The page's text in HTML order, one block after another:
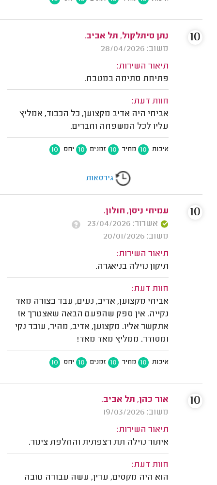
נתן סיתלקול, תל אביב.
משוב: 28/04/2026
תיאור השירות:
פתיחת סתימה במטבח.
חוות דעת:
אביחי היה אדיב מקצוען, כל הכבוד, אמליץ
עליו לכל המשפחה וחברים.
איכות 10 מחיר 10 זמנים 10 יחס 10
10
גירסאות
עמיחי ניסן, חולון.
אשרור: 23/04/2026
משוב: 20/01/2026
תיאור השירות:
תיקון נזילה בניאגרה.
חוות דעת:
אביחי מקצוען, אדיב, נעים, עבד בצורה מאד
נקייה. אין ספק שהפעם הבאה שאצטרך אז
אתקשר אליו. מקצוען, אדיב, מהיר, עובד נקי
ומסודר. ממליץ מאד מאד!
איכות 10 מחיר 10 זמנים 10 יחס 10
10
אור כהן, תל אביב.
משוב: 19/03/2026
תיאור השירות:
איתור נזילה תת רצפתית והחלפת צינור.
חוות דעת:
הוא היה מקסים, עדין, עשה עבודה טובה
10